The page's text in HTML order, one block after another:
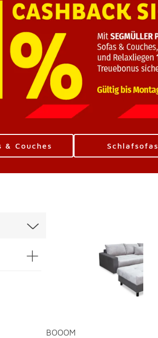
& Couches Schlafsofas
BOOOM